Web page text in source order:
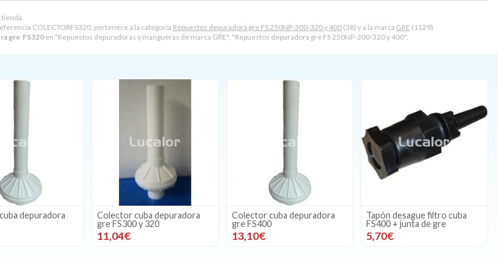
COLECTORFS320, pertenece a la categoría Repuestos depuradora gre FS 250NP-300-320 y 400 (38) y a la marca GRE (1129).
gre FS320en "Repuestos depuradoras y mangueras de marca GRE", "Repuestos depuradora gre FS 250NP-300-320 y 400".
depuradora
Colector cuba depuradora
gre FS300 y 320
11,04€
Colector cuba depuradora
gre FS400
13,10€
Tapón desague filtro cuba
FS400 + junta de gre
5,70€